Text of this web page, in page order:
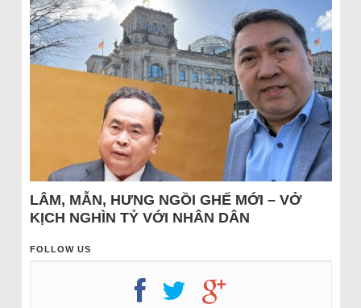
LÂM, MẪN, HƯNG NGỒI GHẾ MỚI – VỞ
KỊCH NGHÌN TỶ VỚI NHÂN DÂN
FOLLOW US